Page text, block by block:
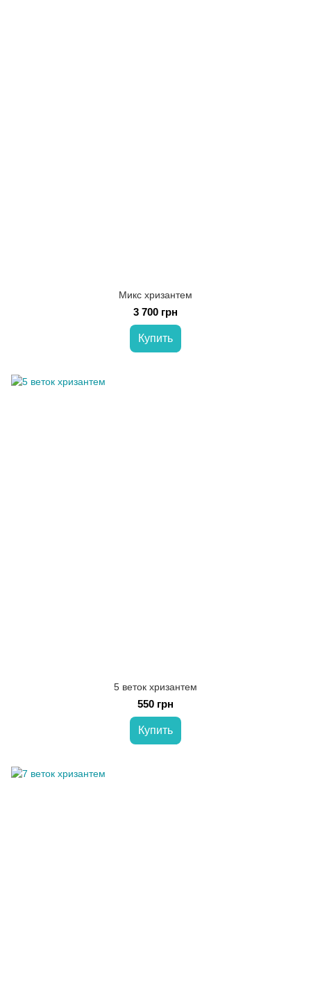
Микс хризантем
3 700 грн
Купить
5 веток хризантем
550 грн
Купить